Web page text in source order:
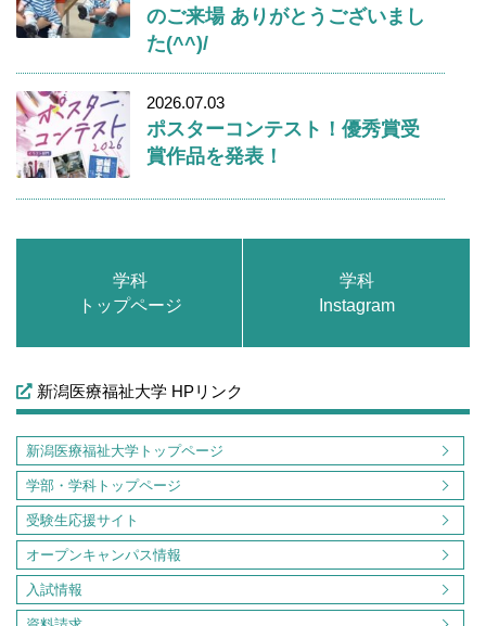
のご来場 ありがとうございまし
た(^^)/
2026.07.03
ポスターコンテスト！優秀賞受
賞作品を発表！
学科
トップページ
学科
Instagram
新潟医療福祉大学 HPリンク
新潟医療福祉大学トップページ
学部・学科トップページ
受験生応援サイト
オープンキャンパス情報
入試情報